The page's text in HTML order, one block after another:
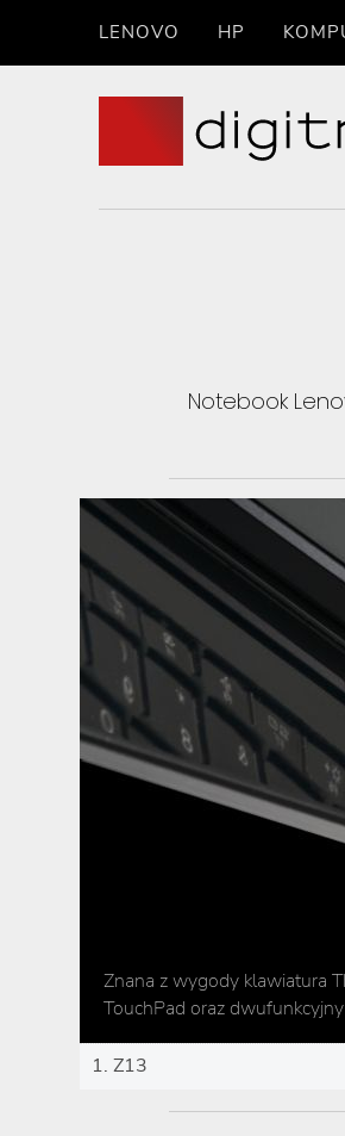
LENOVO HP
Notebook
Znana z wygody klawiatura
TouchPad oraz
1. Z13